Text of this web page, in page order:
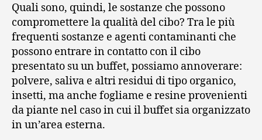
Quali sono, quindi, le sostanze che possono
compromettere la qualità del cibo? Tra le più
frequenti sostanze e agenti contaminanti che
possono entrare in contatto con il cibo
presentato su un buffet, possiamo annoverare:
polvere, saliva e altri residui di tipo organico,
insetti, ma anche fogliame e resine provenienti
da piante nel caso in cui il buffet sia organizzato
in un’area esterna.